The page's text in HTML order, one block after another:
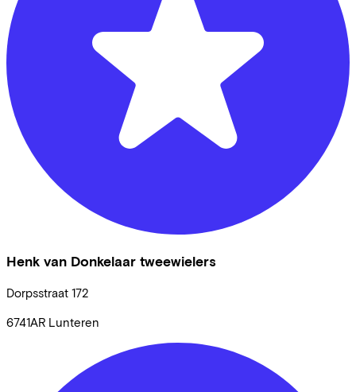
Henk van Donkelaar tweewielers
Dorpsstraat 172
6741AR Lunteren